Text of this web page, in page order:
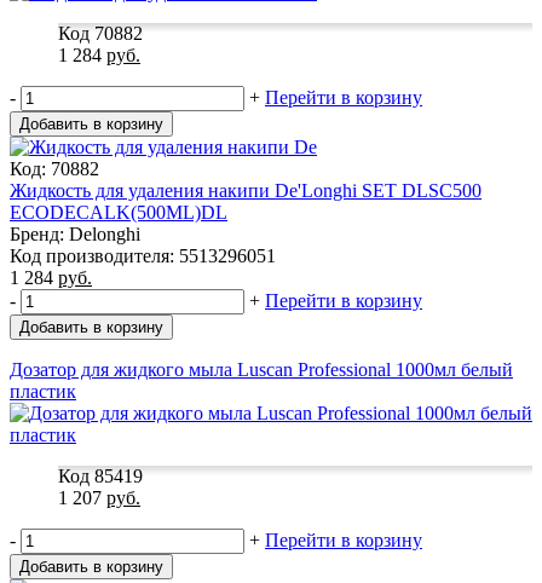
Код 70882
1 284 руб.
- + Перейти в корзину
Добавить в корзину
Код: 70882
Жидкость для удаления накипи De'Longhi SET DLSC500
ECODECALK(500ML)DL
Бренд: Delonghi
Код производителя: 5513296051
1 284 руб.
-
+ Перейти в корзину
Добавить в корзину
Дозатор для жидкого мыла Luscan Professional 1000мл белый
пластик
Код 85419
1 207 руб.
- + Перейти в корзину
Добавить в корзину